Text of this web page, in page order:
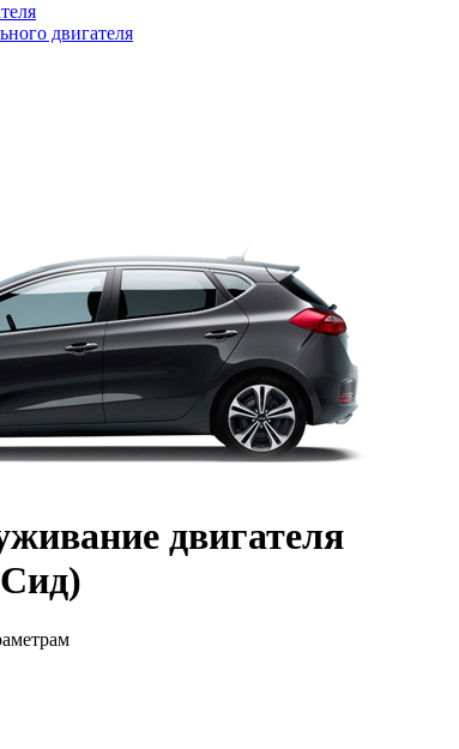
двигателя
двигателя
)